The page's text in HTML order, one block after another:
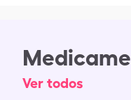
Ver todos